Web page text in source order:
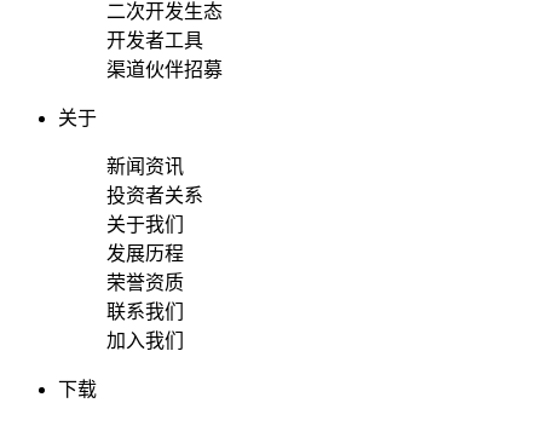
二次开发生态
开发者工具
渠道伙伴招募
关于
新闻资讯
投资者关系
关于我们
发展历程
荣誉资质
联系我们
加入我们
下载